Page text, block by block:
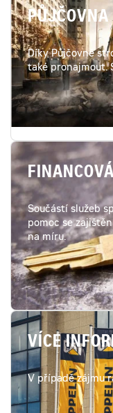
PŮJČOVNA
Díky Půjčovně
také pronajmout.
Součástí služeb
pomoc se
na míru.
VÍCE
V případě zájmu